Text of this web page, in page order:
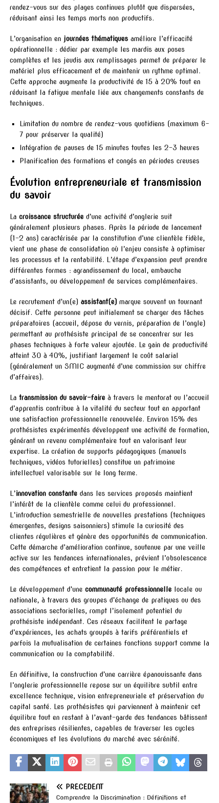
rendez-vous sur des plages continues plutôt que dispersées,
réduisant ainsi les temps morts non productifs.
L’organisation en journées thématiques améliore l’efficacité
opérationnelle : dédier par exemple les mardis aux poses
complètes et les jeudis aux remplissages permet de préparer le
matériel plus efficacement et de maintenir un rythme optimal.
Cette approche augmente la productivité de 15 à 20% tout en
réduisant la fatigue mentale liée aux changements constants de
techniques.
Limitation du nombre de rendez-vous quotidiens (maximum 6-
7 pour préserver la qualité)
Intégration de pauses de 15 minutes toutes les 2-3 heures
Planification des formations et congés en périodes creuses
Évolution entrepreneuriale et transmission
du savoir
La croissance structurée d’une activité d’onglerie suit
généralement plusieurs phases. Après la période de lancement
(1-2 ans) caractérisée par la constitution d’une clientèle fidèle,
vient une phase de consolidation où l’enjeu consiste à optimiser
les processus et la rentabilité. L’étape d’expansion peut prendre
différentes formes : agrandissement du local, embauche
d’assistants, ou développement de services complémentaires.
Le recrutement d’un(e) assistant(e) marque souvent un tournant
décisif. Cette personne peut initialement se charger des tâches
préparatoires (accueil, dépose du vernis, préparation de l’ongle)
permettant au prothésiste principal de se concentrer sur les
phases techniques à forte valeur ajoutée. Le gain de productivité
atteint 30 à 40%, justifiant largement le coût salarial
(généralement un SMIC augmenté d’une commission sur chiffre
d’affaires).
La transmission du savoir-faire à travers le mentorat ou l’accueil
d’apprentis contribue à la vitalité du secteur tout en apportant
une satisfaction professionnelle renouvelée. Environ 15% des
prothésistes expérimentés développent une activité de formation,
générant un revenu complémentaire tout en valorisant leur
expertise. La création de supports pédagogiques (manuels
techniques, vidéos tutorielles) constitue un patrimoine
intellectuel valorisable sur le long terme.
L’innovation constante dans les services proposés maintient
l’intérêt de la clientèle comme celui du professionnel.
L’introduction semestrielle de nouvelles prestations (techniques
émergentes, designs saisonniers) stimule la curiosité des
clientes régulières et génère des opportunités de communication.
Cette démarche d’amélioration continue, soutenue par une veille
active sur les tendances internationales, prévient l’obsolescence
des compétences et entretient la passion pour le métier.
Le développement d’une communauté professionnelle locale ou
nationale, à travers des groupes d’échange de pratiques ou des
associations sectorielles, rompt l’isolement potentiel du
prothésiste indépendant. Ces réseaux facilitent le partage
d’expériences, les achats groupés à tarifs préférentiels et
parfois la mutualisation de certaines fonctions support comme la
communication ou la comptabilité.
En définitive, la construction d’une carrière épanouissante dans
l’onglerie professionnelle repose sur un équilibre subtil entre
excellence technique, vision entrepreneuriale et préservation du
capital santé. Les prothésistes qui parviennent à maintenir cet
équilibre tout en restant à l’avant-garde des tendances bâtissent
des entreprises résilientes, capables de traverser les cycles
économiques et les évolutions du marché avec sérénité.
PRÉCÉDENT
Comprendre la Discrimination : Définitions et